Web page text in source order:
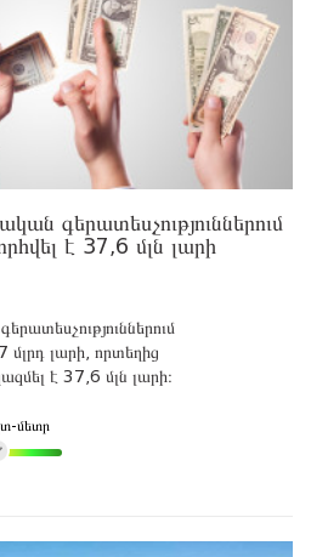
գերատեսչություններում
է 37,6 մլն լարի
լարի, որտեղից
է 37,6 մլն լարի։
մետր